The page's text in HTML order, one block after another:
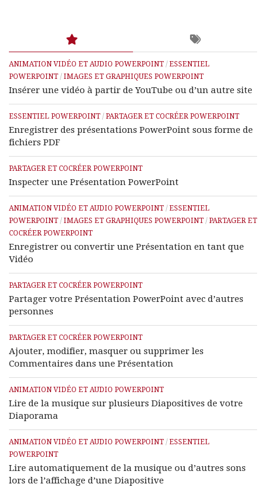
ANIMATION VIDÉO ET AUDIO POWERPOINT / ESSENTIEL
POWERPOINT / IMAGES ET GRAPHIQUES POWERPOINT
Insérer une vidéo à partir de YouTube ou d’un autre site
ESSENTIEL POWERPOINT / PARTAGER ET COCRÉER POWERPOINT
Enregistrer des présentations PowerPoint sous forme de
fichiers PDF
PARTAGER ET COCRÉER POWERPOINT
Inspecter une Présentation PowerPoint
ANIMATION VIDÉO ET AUDIO POWERPOINT / ESSENTIEL
POWERPOINT / IMAGES ET GRAPHIQUES POWERPOINT / PARTAGER ET
COCRÉER POWERPOINT
Enregistrer ou convertir une Présentation en tant que
Vidéo
PARTAGER ET COCRÉER POWERPOINT
Partager votre Présentation PowerPoint avec d’autres
personnes
PARTAGER ET COCRÉER POWERPOINT
Ajouter, modifier, masquer ou supprimer les
Commentaires dans une Présentation
ANIMATION VIDÉO ET AUDIO POWERPOINT
Lire de la musique sur plusieurs Diapositives de votre
Diaporama
ANIMATION VIDÉO ET AUDIO POWERPOINT / ESSENTIEL
POWERPOINT
Lire automatiquement de la musique ou d’autres sons
lors de l’affichage d’une Diapositive